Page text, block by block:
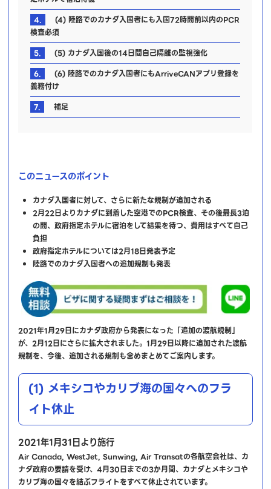
4.
(4) 陸路でのカナダ入国者にも入国72時間前以内のPCR
検査必須
5.
(5) カナダ入国後の14日間自己隔離の監視強化
6.
(6) 陸路でのカナダ入国者にもArriveCANアプリ登録を
義務付け
7.
補足
このニュースのポイント
カナダ入国者に対して、さらに新たな規制が追加される
2月22日よりカナダに到着した空港でのPCR検査、その後最長3泊
の間、政府指定ホテルに宿泊をして結果を待つ、費用はすべて自己
負担
政府指定ホテルについては2月18日発表予定
陸路でのカナダ入国者への追加規制も発表
2021年1月29日にカナダ政府から発表になった「追加の渡航規制」
が、2月12日にさらに拡大されました。1月29日以降に追加された渡航
規制を、今後、追加される規制も含めまとめてご案内します。
(1) メキシコやカリブ海の国々へのフラ
イト休止
2021年1月31日より施行
Air Canada, WestJet, Sunwing, Air Transatの各航空会社は、カ
ナダ政府の要請を受け、4月30日までの3か月間、カナダとメキシコや
カリブ海の国々を結ぶフライトをすべて休止されています。